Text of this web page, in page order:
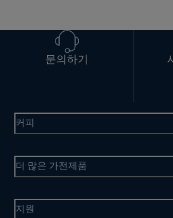
문의하기
커피
더 많은 가전제품
지원